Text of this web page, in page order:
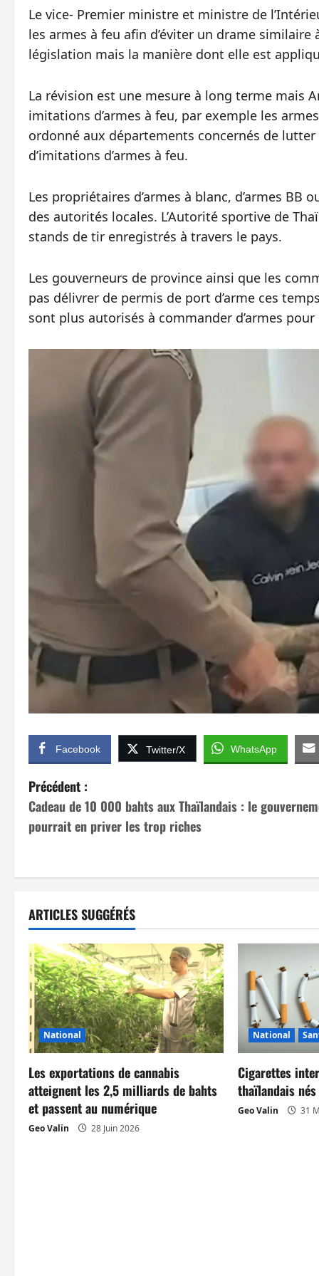
Le vice- Premier ministre et ministre de
les armes à feu afin d’éviter un drame
législation mais la manière dont elle est
La révision est une mesure à long terme mais
imitations d’armes à feu, par exemple les
ordonné aux départements concernés de
d’imitations d’armes à feu.
Les propriétaires d’armes à blanc, d’armes BB
des autorités locales. L’Autorité sportive de
stands de tir enregistrés à travers le pays.
Les gouverneurs de province ainsi que les
pas délivrer de permis de port d’arme ces
sont plus autorisés à commander d’armes
Facebook Twitter/X WhatsApp
N
a
i
g
a
t
i
o
n
d
’
Précédent :
Cadeau de 10 000 bahts aux Thaïlandais : le
pourrait en priver les trop riches
ARTICLES SUGGÉRÉS
National
Les exportations de cannabis
atteignent les 2,5 milliards de bahts
et passent au numérique
Geo Valin 28 Juin 2026
National
Cigarettes
thaïlandais
Geo Valin 31